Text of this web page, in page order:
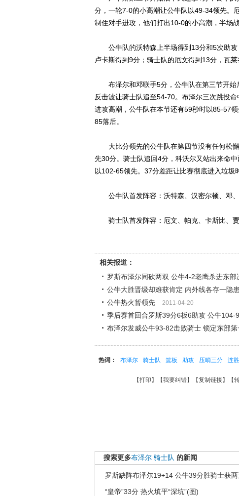
分，一轮7-0的小高潮让公牛队以49-34领先。
制住对手进攻，他们打出10-0的小高潮，半场
公牛队的沃特森上半场得到13分和5次助攻
卢卡斯得到9分；骑士队的厄文得到13分，瓦莱
布泽尔和邓联手5分，公牛队在第三节开始
反击波让骑士队追至54-70。布泽尔三次跳投
进攻高潮，公牛队在本节还有59秒时以85-57
85落后。
大比分领先的公牛队在第四节没有任何松懈
先30分。骑士队追回4分，科沃尔又站出来命
以102-65领先。37分差距让比赛彻底进入垃圾
公牛队首发阵容：沃特森、汉密尔顿、邓
骑士队首发阵容：厄文、帕克、卡斯比、
相关报道：
罗斯布泽尔同砍两双 公牛4-2老鹰杀进东部
公牛大胜晋级却难获肯定 内外线各存一隐患
公牛热火暂领先 2011-04-20
季后赛首回合罗斯39分6板6助攻 公牛104-
布泽尔发威公牛93-82击败骑士 锁定东部第
热词： 布泽尔 骑士队 篮板 助攻 压哨三分 连胜
【打印 】【我要纠错】【复制链接】【
搜索更多布泽尔 骑士队 的新闻
罗斯缺阵布泽尔19+14 公牛39分胜骑士获
“皇帝”33分 热火填平“深坑”(图)